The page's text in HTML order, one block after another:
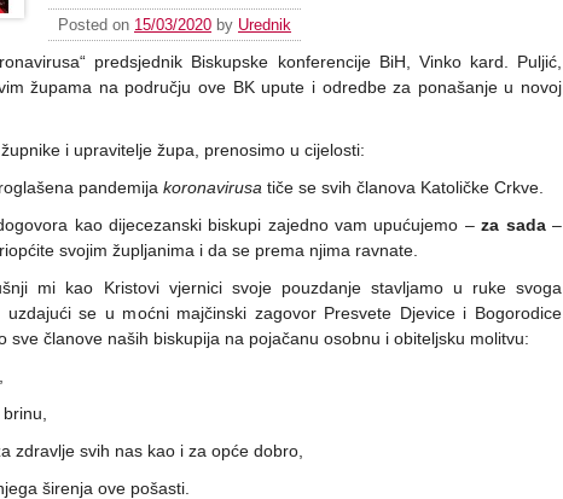
Posted on 15/03/2020 by Urednik
predsjednik Biskupske konferencije BiH, Vinko kard. Puljić,
župama na području ove BK upute i odredbe za ponašanje u novoj
i upravitelje župa, prenosimo u cijelosti:
pandemija koronavirusa tiče se svih članova Katoličke Crkve.
kao dijecezanski biskupi zajedno vam upućujemo –za sada–
svojim župljanima i da se prema njima ravnate.
mi kao Kristovi vjernici svoje pouzdanje stavljamo u ruke svoga
uzdajući se u moćni majčinski zagovor Presvete Djevice i Bogorodice
sve članove naših biskupija na pojačanu osobnu i obiteljsku molitvu:
zdravlje svih nas kao i za opće dobro,
širenja ove pošasti.